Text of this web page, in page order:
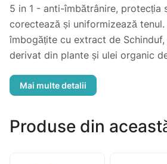
5 in 1 - anti-îmbătrânire, protecția
corectează și uniformizează
îmbogățite cu extract de
derivat din plante și ulei organic
special formulată pentru pielea
ten universal, care uniformizează
parcursul zilei.
Produse din